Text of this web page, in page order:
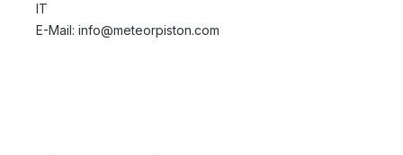
IT
E-Mail: info@meteorpiston.com